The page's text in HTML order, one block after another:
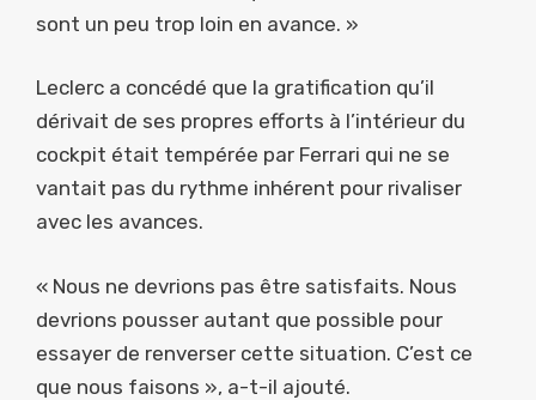
sont un peu trop loin en avance. »
Leclerc a concédé que la gratification qu’il
dérivait de ses propres efforts à l’intérieur du
cockpit était tempérée par Ferrari qui ne se
vantait pas du rythme inhérent pour rivaliser
avec les avances.
« Nous ne devrions pas être satisfaits. Nous
devrions pousser autant que possible pour
essayer de renverser cette situation. C’est ce
que nous faisons », a-t-il ajouté.